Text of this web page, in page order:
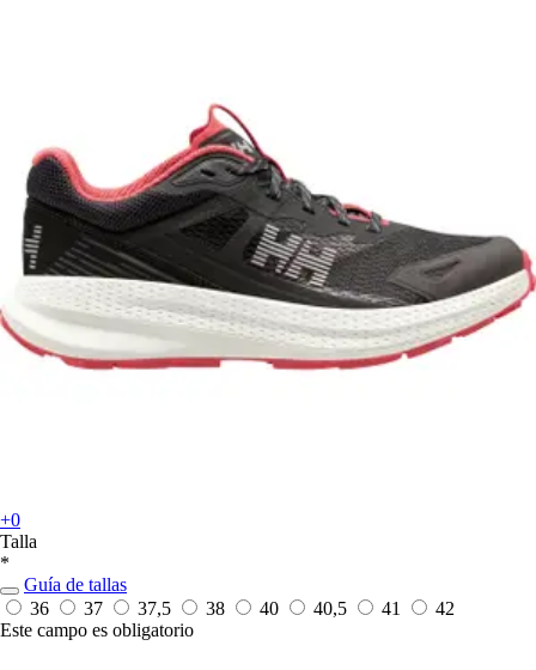
+0
Talla
*
Guía de tallas
36
37 37,5 38 40 40,5 41
42
Este campo es obligatorio